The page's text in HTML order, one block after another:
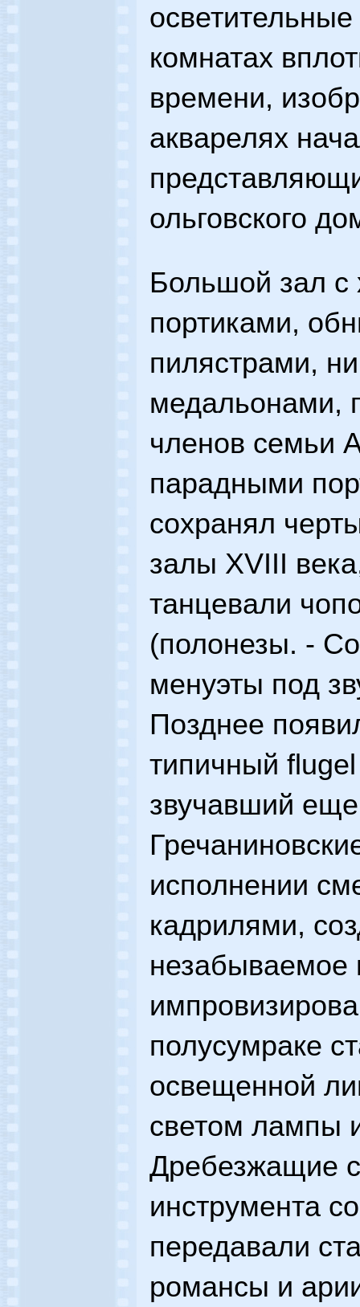
комнатах
времени,
акварелях
ольговского
Большой зал
портиками,
пилястрами,
медальонами,
членов семьи
парадными
сохранял
залы XVIII
танцевали
(полонезы. -
менуэты под
Позднее
типичный
звучавший еще
исполнении
кадрилями,
незабываемое
полусумраке
освещенной
светом лампы
Дребезжащие
инструмента
передавали
романсы и